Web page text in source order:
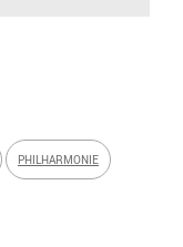
PHILHARMONIE